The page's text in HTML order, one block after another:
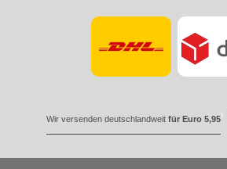
Wir versenden deutschlandweit für Euro 5,95